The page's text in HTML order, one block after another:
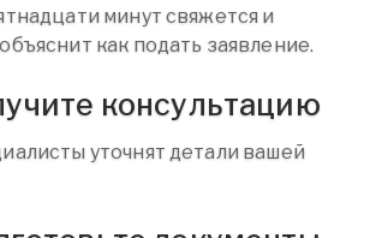
минут свяжется и
как подать заявление.
консультацию
уточнят детали вашей